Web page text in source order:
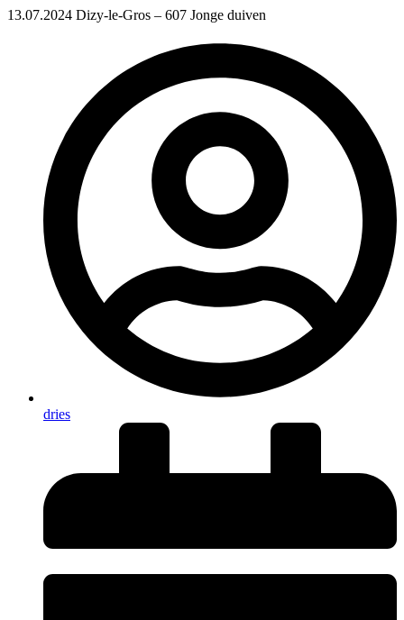
13.07.2024 Dizy-le-Gros – 607 Jonge duiven
dries